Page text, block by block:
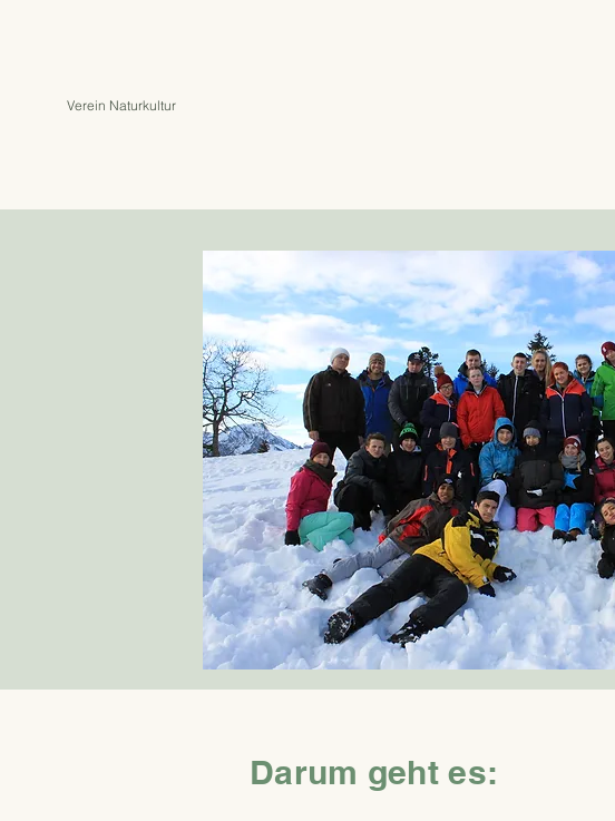
Verein Naturkultur
Darum geht es: